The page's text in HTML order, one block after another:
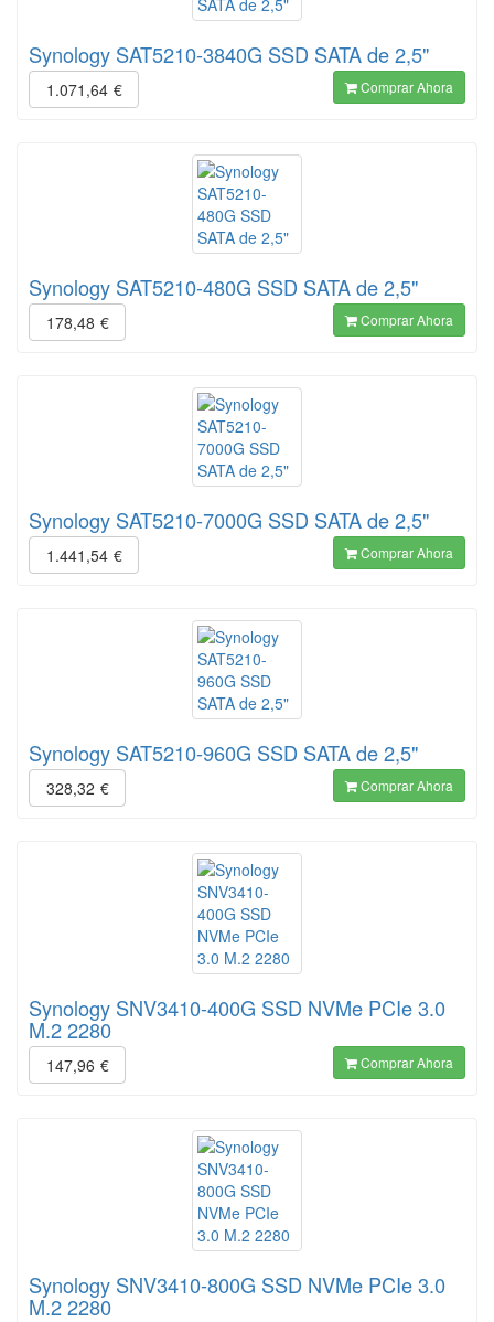
Synology SAT5210-3840G SSD SATA de 2,5"
1.071,64 € Comprar Ahora
Synology SAT5210-480G SSD SATA de 2,5"
178,48 € Comprar Ahora
Synology SAT5210-7000G SSD SATA de 2,5"
1.441,54 € Comprar Ahora
Synology SAT5210-960G SSD SATA de 2,5"
328,32 € Comprar Ahora
Synology SNV3410-400G SSD NVMe PCIe 3.0
M.2 2280
147,96 € Comprar Ahora
Synology SNV3410-800G SSD NVMe PCIe 3.0
M.2 2280